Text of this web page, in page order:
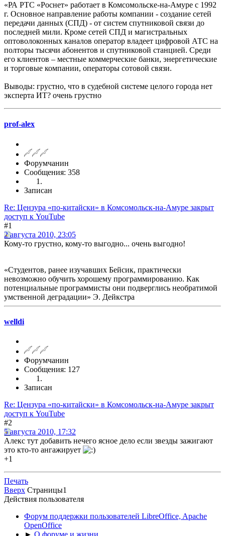
«РА РТС «Роснет» работает в Комсомольске-на-Амуре с 1992
г. Основное направление работы компании - создание сетей
передачи данных (СПД) - от систем спутниковой связи до
последней мили. Кроме сетей СПД и магистральных
оптоволоконных каналов оператор владеет цифровой АТС на
полторы тысячи абонентов и спутниковой станцией. Среди
его клиентов – местные коммерческие банки, энергетические
и торговые компании, операторы сотовой связи.
Выводы: грустно, что в судебной системе целого города нет
эксперта ИТ? очень грустно
prof-alex
Форумчанин
Сообщения: 358
Записан
Re: Цензура «по-китайски» в Комсомольск-на-Амуре закрыт
доступ к YouTube
#1
2 августа 2010, 23:05
Кому-то грустно, кому-то выгодно... очень выгодно!
«Студентов, ранее изучавших Бейсик, практически
невозможно обучить хорошему программированию. Как
потенциальные программисты они подверглись необратимой
умственной деградации» Э. Дейкстра
welldi
Форумчанин
Сообщения: 127
Записан
Re: Цензура «по-китайски» в Комсомольск-на-Амуре закрыт
доступ к YouTube
#2
5 августа 2010, 17:32
Алекс тут добавить нечего ясное дело если звезды зажигают
это кто-то ангажирует
+1
Печать
Вверх Страницы1
Действия пользователя
Форум поддержки пользователей LibreOffice, Apache
OpenOffice
► О форуме и жизни